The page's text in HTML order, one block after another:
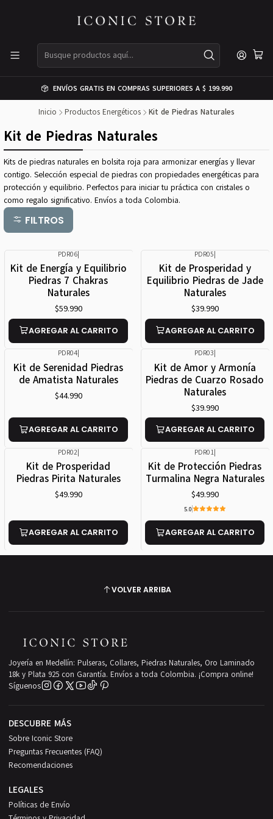
ENVÍOS GRATIS EN COMPRAS SUPERIORES A $ 199.990
Inicio Productos Energéticos Kit de Piedras Naturales
Kit de Piedras Naturales
Kits de piedras naturales en bolsita roja para armonizar energías y llevar
contigo. Selección especial de piedras con propiedades energéticas para
protección y equilibrio. Perfectos para iniciar tu práctica con cristales o
como regalo significativo. Envíos a toda Colombia.
FILTROS
PDR06|
Kit de Energía y Equilibrio
Piedras 7 Chakras
Naturales
$59.990
AGREGAR AL CARRITO
PDR05|
Kit de Prosperidad y
Equilibrio Piedras de Jade
Naturales
$39.990
AGREGAR AL CARRITO
PDR04|
Kit de Serenidad Piedras
de Amatista Naturales
$44.990
AGREGAR AL CARRITO
PDR03
Kit de Amor y Armonía
Piedras de Cuarzo Rosado
Naturales
$39.990
AGREGAR AL CARRITO
PDR02|
Kit de Prosperidad
Piedras Pirita Naturales
$49.990
AGREGAR AL CARRITO
PDR01|
Kit de Protección Piedras
Turmalina Negra Naturales
$49.990
5.0
AGREGAR AL CARRITO
VOLVER ARRIBA
Joyería en Medellín: Pulseras, Collares, Piedras Naturales, Oro Laminado
18k y Plata 925 con Garantía. Envíos a toda Colombia. ¡Compra online!
Síguenos
DESCUBRE MÁS
Sobre Iconic Store
Preguntas Frecuentes (FAQ)
Recomendaciones
LEGALES
Políticas de Envío